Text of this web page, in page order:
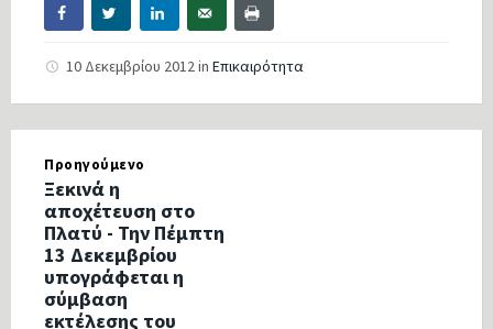
10 Δεκεμβρίου 2012in Επικαιρότητα
Προηγούμενο
Ξεκινά η
αποχέτευση στο
Πλατύ - Την Πέμπτη
13 Δεκεμβρίου
υπογράφεται η
σύμβαση
εκτέλεσης του